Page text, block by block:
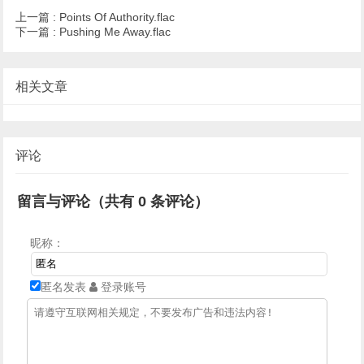
上一篇 : Points Of Authority.flac
下一篇 : Pushing Me Away.flac
相关文章
评论
留言与评论（共有0 条评论）
昵称：
匿名发表 登录账号